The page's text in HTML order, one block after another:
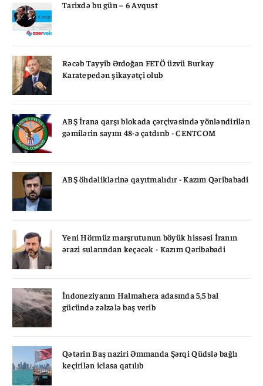
Tarixdə bu gün – 6 Avqust
Rəcəb Tayyib Ərdoğan FETÖ üzvü Burkay
Karatepedən şikayətçi olub
ABŞ İrana qarşı blokada çərçivəsində yönləndirilən
gəmilərin sayını 48-ə çatdırıb - CENTCOM
ABŞ öhdəliklərinə qayıtmalıdır - Kazım Qəribabadi
Yeni Hörmüz marşrutunun böyük hissəsi İranın
ərazi sularından keçəcək - Kazım Qəribabadi
İndoneziyanın Halmahera adasında 5,5 bal
gücündə zəlzələ baş verib
Qətərin Baş naziri Əmmanda Şərqi Qüdslə bağlı
keçirilən iclasa qatılıb